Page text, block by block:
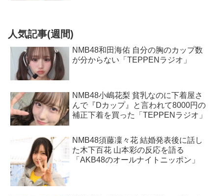
人気記事(週間)
NMB48和田海佑 自分の胸のカップ数
が分からない「TEPPENラジオ」
NMB48小嶋花梨 貧乳なのに下着屋さ
んで『Dカップ』と言われて8000円の
補正下着を買った「TEPPENラジオ」
NMB48須藤凜々花 結婚発表後に話し
た木下百花 山本彩の反応を語る
「AKB48のオールナイトニッポン」